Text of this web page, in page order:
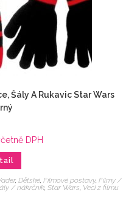
Šály A Rukavic Star Wars
DPH
, Dětské Filmové postavy, Filmy /
/ nákrčník Star Wars Veci z filmu